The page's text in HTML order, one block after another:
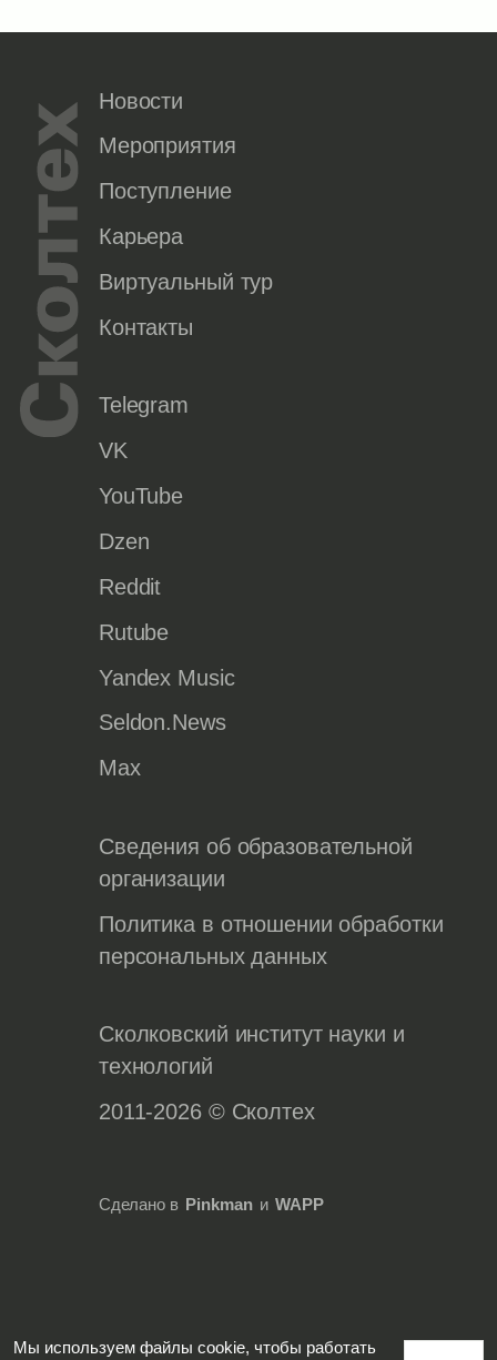
Новости
Мероприятия
Поступление
Карьера
Виртуальный тур
Контакты
Telegram
VK
YouTube
Dzen
Reddit
Rutube
Yandex Music
Seldon.News
Max
Сведения об образовательной
организации
Политика в отношении обработки
персональных данных
Сколковский институт науки и
технологий
2011-2026 © Сколтех
Сделано в Pinkman и WAPP
Мы используем файлы cookie, чтобы работать